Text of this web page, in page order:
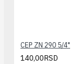
CEP ZN 290 5/4"
140,00RSD